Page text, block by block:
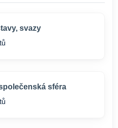
svazy
sféra